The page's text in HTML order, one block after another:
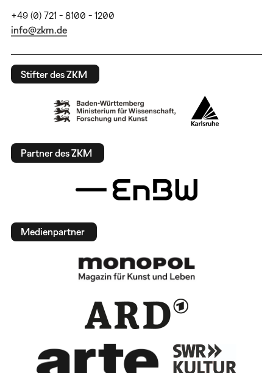
+49 (0) 721 - 8100 - 1200
info@zkm.de
Stifter des ZKM
Partner des ZKM
Medienpartner